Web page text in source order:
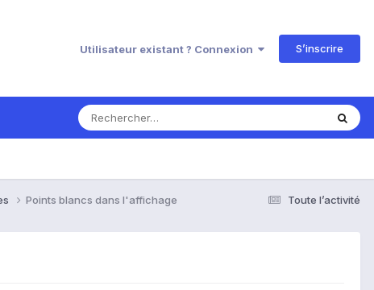
Utilisateur existant ? Connexion S’inscrire
Toute l’activité
Points blancs dans l'affichage